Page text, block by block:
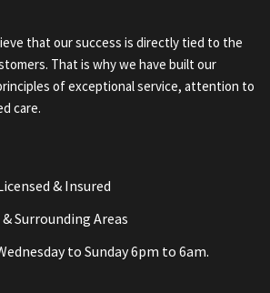
that our success is directly tied to the
That is why we have built our
of exceptional service, attention to
care.
& Insured
Surrounding Areas
to Sunday 6pm to 6am.